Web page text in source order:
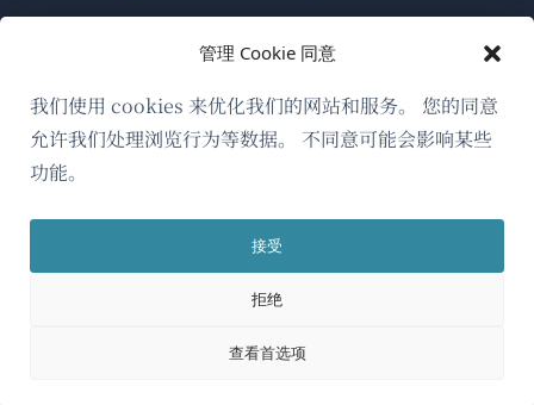
管理 Cookie 同意
我们使用 cookies 来优化我们的网站和服务。 您的同意
允许我们处理浏览行为等数据。 不同意可能会影响某些
功能。
接受
拒绝
查看首选项
简体中文
关于WPML
GDPR与隐私政策
加入我们的团队（在
中
新
口
开）
新
窗
口
中
开）
新
口